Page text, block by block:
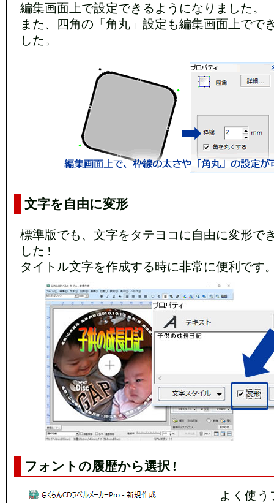
編集画面上で設定できるようになりました。
また、四角の「角丸」設定も編集画面上でで
した。
文字を自由に変形
標準版でも、文字をタテヨコに自由に変形で
した !
タイトル文字を作成する時に非常に便利です
フォントの履歴から選択 !
よく使う